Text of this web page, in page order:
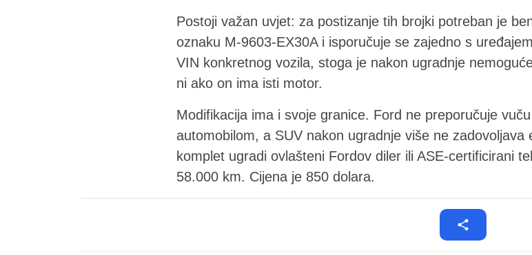
Postoji važan uvjet: za postizanje tih brojki potreban je
oznaku M-9603-EX30A i isporučuje se zajedno s
VIN konkretnog vozila, stoga je nakon ugradnje
ni ako on ima isti motor.
Modifikacija ima i svoje granice. Ford ne preporučuje
automobilom, a SUV nakon ugradnje više ne zadovoljava
komplet ugradi ovlašteni Fordov diler ili ASE-certificirani
58.000 km. Cijena je 850 dolara.